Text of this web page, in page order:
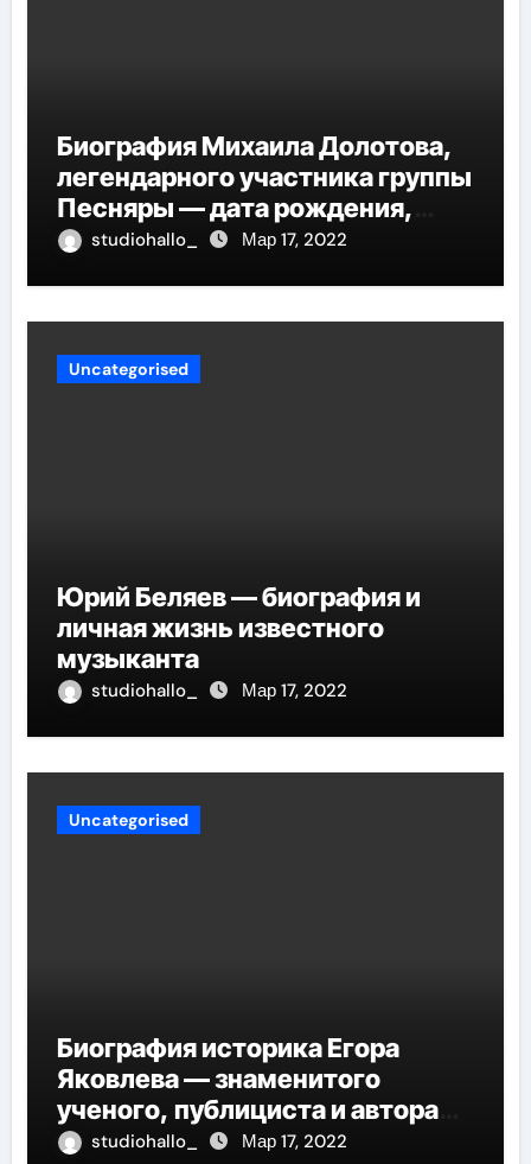
Биография Михаила Долотова,
легендарного участника группы
Песняры — дата рождения,
творческий путь и невероятные
studiohallo_ Мар 17, 2022
Uncategorised
Юрий Беляев — биография и
личная жизнь известного
музыканта
studiohallo_ Мар 17, 2022
Uncategorised
Биография историка Егора
Яковлева — знаменитого
ученого, публициста и автора
многочисленных научных
studiohallo_ Мар 17, 2022